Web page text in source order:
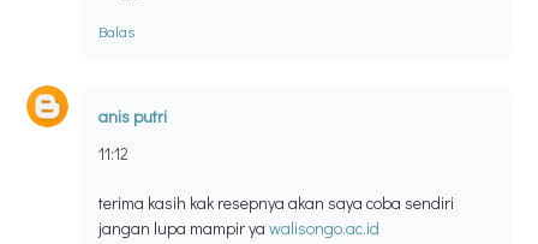
Balas
anis putri
11:12
terima kasih kak resepnya akan saya coba sendiri
jangan lupa mampir ya walisongo.ac.id